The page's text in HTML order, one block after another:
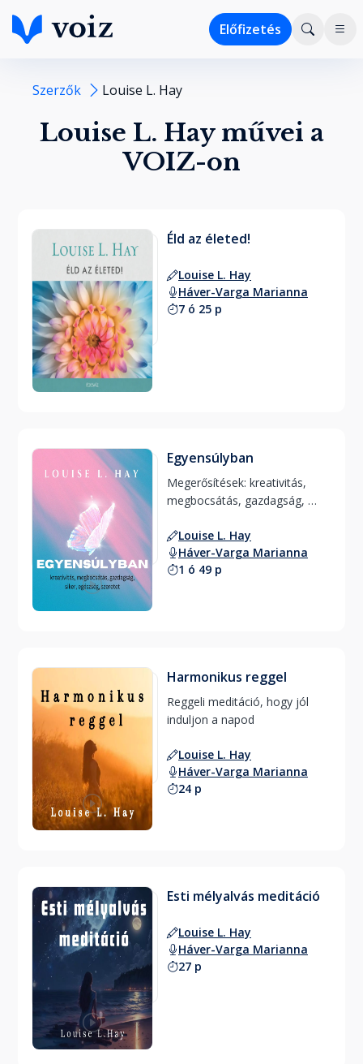
Előfizetés
Szerzők Louise L. Hay
Louise L. Hay művei a
VOIZ-on
Éld az életed!
Louise L. Hay
Háver-Varga Marianna
7 ó 25 p
Egyensúlyban
Megerősítések: kreativitás,
megbocsátás, gazdagság,
Louise L. Hay
Háver-Varga Marianna
1 ó 49 p
Harmonikus reggel
Reggeli meditáció, hogy jól
Louise L. Hay
Háver-Varga Marianna
24 p
Esti mélyalvás meditáció
Louise L. Hay
Háver-Varga Marianna
27 p